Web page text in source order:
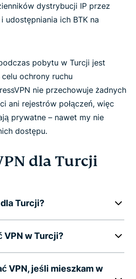
dystrybucji IP przez
udostępniania ich BTK na
pobytu w Turcji jest
ochrony ruchu
nie przechowuje żadnych
ani rejestrów połączeń, więc
prywatne – nawet my nie
dostępu.
dla Turcji
Turcji?
VPN w Turcji?
VPN, jeśli mieszkam w